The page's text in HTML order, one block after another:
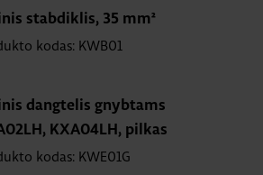
stabdiklis, 35 mm²
kodas: KWB01
dangtelis gnybtams
KXA04LH, pilkas
kodas: KWE01G